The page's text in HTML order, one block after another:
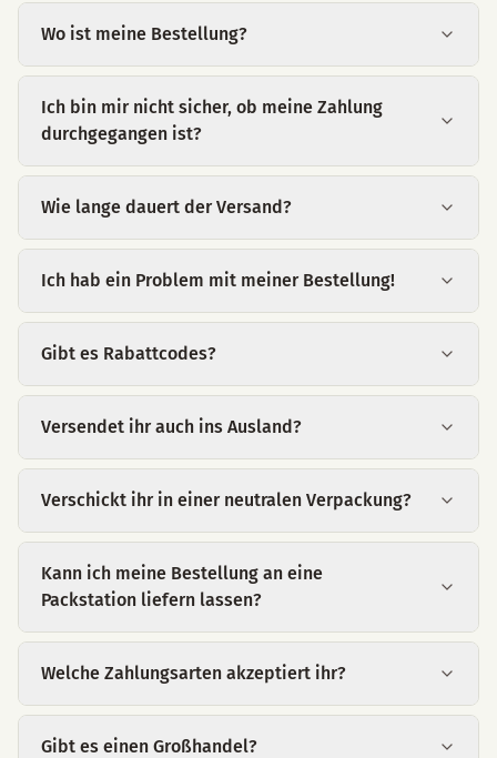
Wo ist meine Bestellung?
Ich bin mir nicht sicher, ob meine Zahlung
durchgegangen ist?
Wie lange dauert der Versand?
Ich hab ein Problem mit meiner Bestellung!
Gibt es Rabattcodes?
Versendet ihr auch ins Ausland?
Verschickt ihr in einer neutralen Verpackung?
Kann ich meine Bestellung an eine
Packstation liefern lassen?
Welche Zahlungsarten akzeptiert ihr?
Gibt es einen Großhandel?